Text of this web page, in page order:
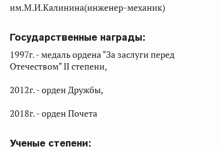
им.М.И.Калинина(инженер-механик)
Государственные награды:
1997г. - медаль ордена "За заслуги перед
Отечеством" II степени,
2012г. - орден Дружбы,
2018г. - орден Почета
Ученые степени: